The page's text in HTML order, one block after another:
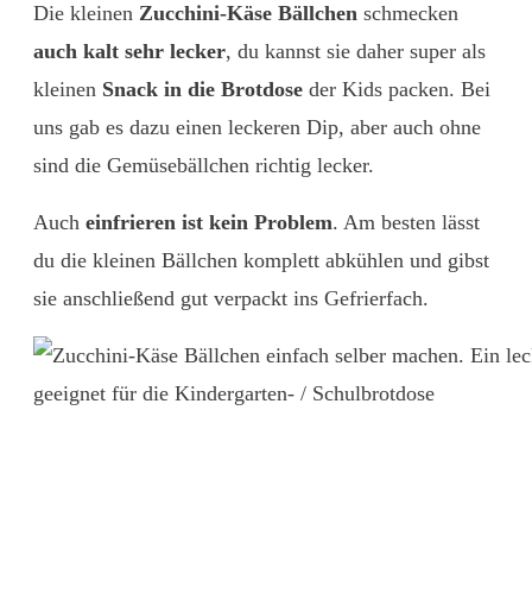
Die kleinen Zucchini-Käse Bällchen schmecken
auch kalt sehr lecker, du kannst sie daher super als
kleinen Snack in die Brotdose der Kids packen. Bei
uns gab es dazu einen leckeren Dip, aber auch ohne
sind die Gemüsebällchen richtig lecker.
Auch einfrieren ist kein Problem. Am besten lässt
du die kleinen Bällchen komplett abkühlen und gibst
sie anschließend gut verpackt ins Gefrierfach.